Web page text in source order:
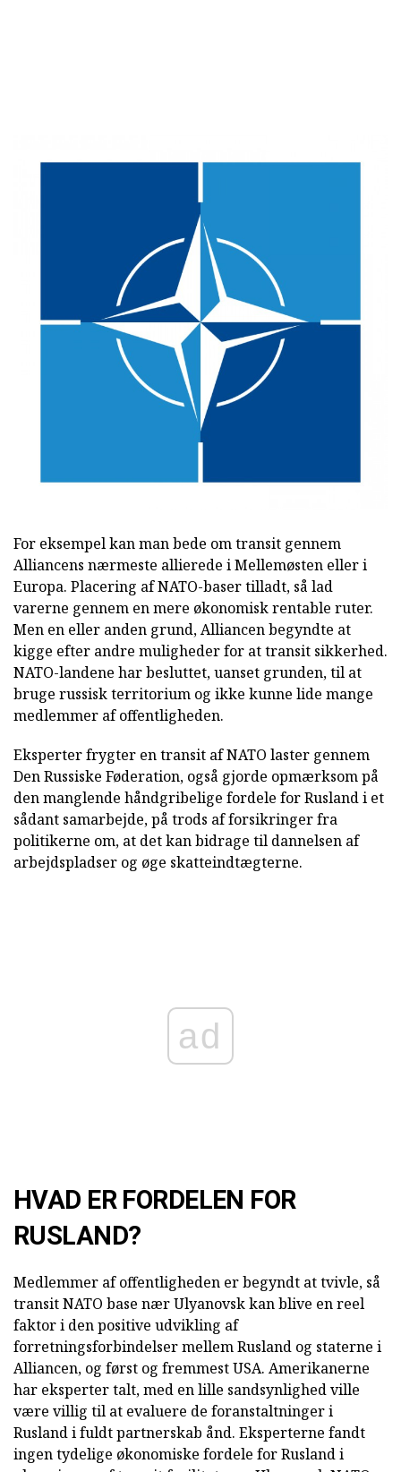
For eksempel kan man bede om transit gennem
Alliancens nærmeste allierede i Mellemøsten eller i
Europa. Placering af NATO-baser tilladt, så lad
varerne gennem en mere økonomisk rentable ruter.
Men en eller anden grund, Alliancen begyndte at
kigge efter andre muligheder for at transit sikkerhed.
NATO-landene har besluttet, uanset grunden, til at
bruge russisk territorium og ikke kunne lide mange
medlemmer af offentligheden.
Eksperter frygter en transit af NATO laster gennem
Den Russiske Føderation, også gjorde opmærksom på
den manglende håndgribelige fordele for Rusland i et
sådant samarbejde, på trods af forsikringer fra
politikerne om, at det kan bidrage til dannelsen af
arbejdspladser og øge skatteindtægterne.
ad
HVAD ER FORDELEN FOR
RUSLAND?
Medlemmer af offentligheden er begyndt at tvivle, så
transit NATO base nær Ulyanovsk kan blive en reel
faktor i den positive udvikling af
forretningsforbindelser mellem Rusland og staterne i
Alliancen, og først og fremmest USA. Amerikanerne
har eksperter talt, med en lille sandsynlighed ville
være villig til at evaluere de foranstaltninger i
Rusland i fuldt partnerskab ånd. Eksperterne fandt
ingen tydelige økonomiske fordele for Rusland i